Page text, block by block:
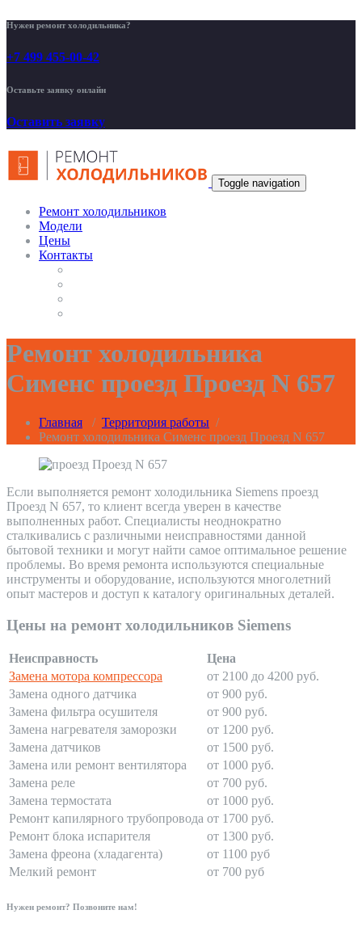
Нужен ремонт холодильника?
+7 499 455-00-42
Оставьте заявку онлайн
Оставить заявку
Toggle navigation
Ремонт холодильников
Модели
Цены
Контакты
Ремонт холодильника
Сименс проезд Проезд N 657
Главная / Территория работы /
Ремонт холодильника Сименс проезд Проезд N 657
Если выполняется ремонт холодильника Siemens проезд
Проезд N 657, то клиент всегда уверен в качестве
выполненных работ. Специалисты неоднократно
сталкивались с различными неисправностями данной
бытовой техники и могут найти самое оптимальное решение
проблемы. Во время ремонта используются специальные
инструменты и оборудование, используются многолетний
опыт мастеров и доступ к каталогу оригинальных деталей.
Цены на ремонт холодильников Siemens
Неисправность
Цена
Замена мотора компрессора
от 2100 до 4200 руб.
Замена одного датчика
от 900 руб.
Замена фильтра осушителя
от 900 руб.
Замена нагревателя заморозки
от 1200 руб.
Замена датчиков
от 1500 руб.
Замена или ремонт вентилятора
от 1000 руб.
Замена реле
от 700 руб.
Замена термостата
от 1000 руб.
Ремонт капилярного трубопровода от 1700 руб.
Ремонт блока испарителя
от 1300 руб.
Замена фреона (хладагента)
от 1100 руб
Мелкий ремонт
от 700 руб
Нужен ремонт? Позвоните нам!